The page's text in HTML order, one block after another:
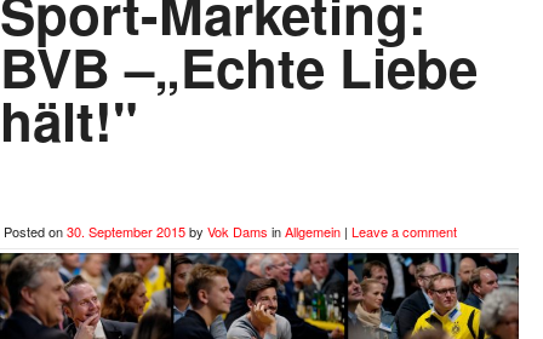
BVB –„Echte Liebe
hält!"
Posted on30. September 2015by Vok Dams inAllgemein | Leave a comment